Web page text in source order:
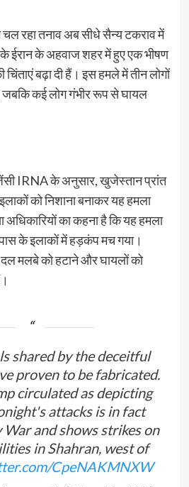
रहा तनाव अब सीधे सैन्य टकराव में
ईरान के अहवाज शहर में हुए एक भीषण
चिंताएं बढ़ा दी हैं। इस हमले में तीन लोगों
जबकि कई लोग गंभीर रूप से घायल
IRNA के अनुसार, खुजेस्तान प्रांत
को निशाना बनाकर यह हमला
अधिकारियों का कहना है कि यह हमला
के इलाकों में हड़कंप मच गया।
मलबे को हटाने और घायलों को
shared by the deceitful
proven to be fabricated.
circulated as depicting
attacks is in fact
and shows strikes on
in Shahran, west of
CpeNAKMNXW